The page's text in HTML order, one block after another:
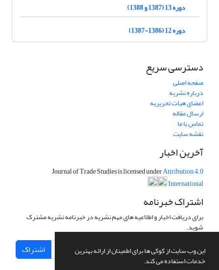
این وب سایت از کوکی ها برای اطمینان از ارائه بهترین
خدمات استفاده می کند.
دوره 13 (1387 و 1388)
دوره 12 (1386-1387)
دسترسی سریع
صفحه اصلی
درباره نشریه
اعضای هیات تحریریه
ارسال مقاله
تماس با ما
نقشه سایت
آخرین اخبار
Journal of Trade Studies is licensed underAttribution 4.0
International
اشتراک خبرنامه
برای دریافت اخبار و اطلاعیه های مهم نشریه در خبرنامه نشریه مشترک
شوید.
اشتراک